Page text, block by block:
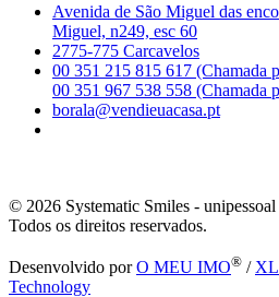
Avenida de São Miguel das
Miguel, n249, esc 60
2775-775 Carcavelos
00 351 215 815 617 (Chamada
00 351 967 538 558 (Chamada
borala@vendieuacasa.pt
© 2026 Systematic Smiles -
Todos os direitos reservados.
Desenvolvido porO MEU IMO® /
Technology